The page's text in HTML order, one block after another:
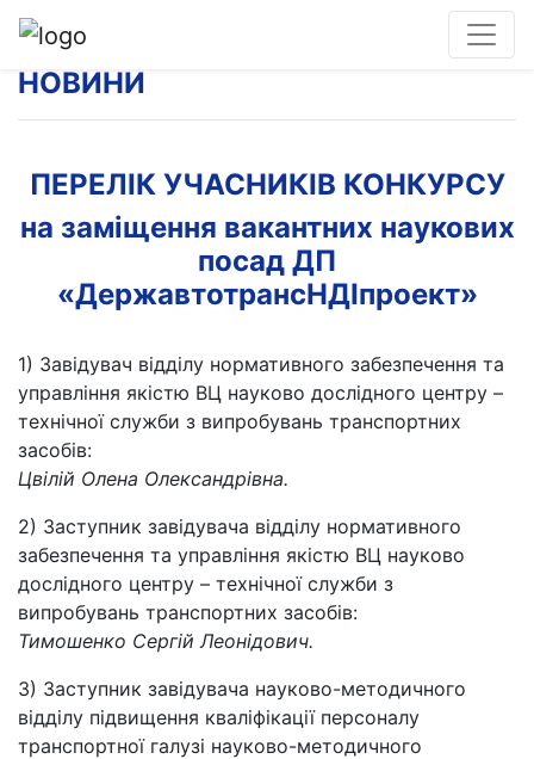
НОВИНИ
ПЕРЕЛІК УЧАСНИКІВ КОНКУРСУ
на заміщення вакантних наукових
посад ДП
«ДержавтотрансНДІпроект»
1) Завідувач відділу нормативного забезпечення та
управління якістю ВЦ науково дослідного центру –
технічної служби з випробувань транспортних
засобів:
Цвілій Олена Олександрівна.
2) Заступник завідувача відділу нормативного
забезпечення та управління якістю ВЦ науково
дослідного центру – технічної служби з
випробувань транспортних засобів:
Тимошенко Сергій Леонідович.
3) Заступник завідувача науково-методичного
відділу підвищення кваліфікації персоналу
транспортної галузі науково-методичного